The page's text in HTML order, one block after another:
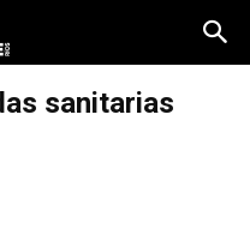
sanitarias